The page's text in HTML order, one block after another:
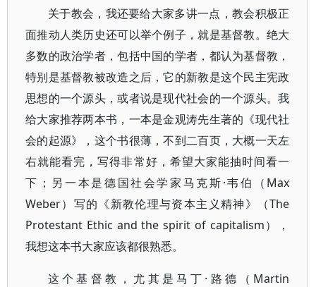
关于教会，我还要给大家多讲一点，教会积极正
面推动人类历史还可以举个例子，就是基督教。绝大
多数的政治学者，包括中国的学者，都认为基督教，
特别是基督教被改造之后，它的新教是这个民主宪政
思想的一个源头，或者说是现代社会的一个源头。我
给大家推荐两本书，一本是金观涛先生著的《现代社
会的起源》，这个书很薄，不到二百页，大概一天左
右就能看完，写得非常好，希望大家能抽时间看一
下；另一本是德国社会学家马克斯·韦伯（Max
Weber）写的《新教伦理与资本主义精神》（The
Protestant Ethic and the spirit of capitalism），
我想这本书大家应该都很熟悉。
这个基督教，尤其是马丁·路德（Martin